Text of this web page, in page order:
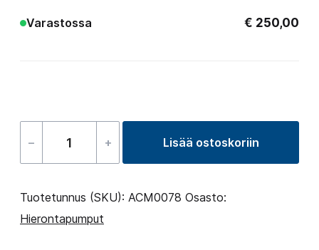
Varastossa € 250,00
–
Hierontapumppu
HP
yksinopeuksinen
+ Lisää ostoskoriin
Tuotetunnus (SKU): ACM0078 Osasto:
Hierontapumput